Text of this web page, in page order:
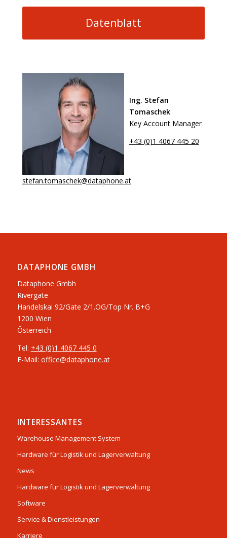
Datenblatt
Ing. Stefan
Tomaschek
Key Account Manager
+43 (0)1 4067 445 20
stefan.tomaschek@dataphone.at
DATAPHONE GMBH
Dataphone Gmbh
Rivergate
​Handelskai 92/Gate 2/1.OG/Top Nr. B+G
1200 Wien
Österreich
Tel: +43 (0)1 4067 445 0
E-Mail: office@dataphone.at
INTERESSANTES
Warehouse Management System
Hardware für Logistik und Lagerverwaltung
News
Hardware für Logistik und Lagerverwaltung
Software
Service & Dienstleistungen
Karriere